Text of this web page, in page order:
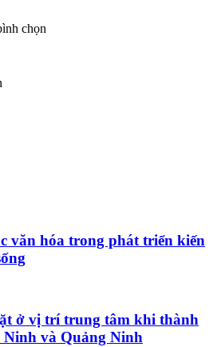
chọn
văn hóa trong phát triển kiến
ở vị trí trung tâm khi thành
và Quảng Ninh